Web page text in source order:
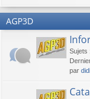
AGP3D
Sujets
par